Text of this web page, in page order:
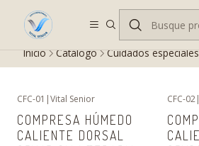
Despacho gratis en RM desde
Inicio Catálogo Cuidados especiales
CFC-01 |Vital Senior
COMPRESA HÚMEDO
CALIENTE DORSAL
CFC-02|